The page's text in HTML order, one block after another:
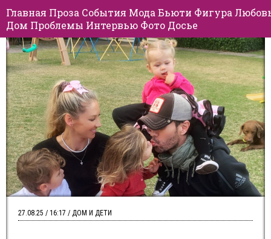
Главная Проза События Мода Бьюти Фигура
Дом Проблемы Интервью Фото Досье
27.08.25 / 16:17 / ДОМ И ДЕТИ